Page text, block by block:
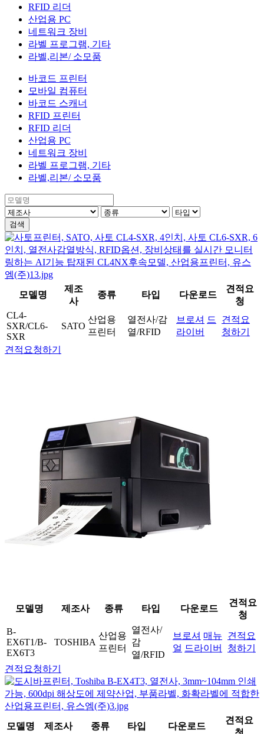
RFID 리더
산업용 PC
네트워크 장비
라벨 프로그램, 기타
라벨,리본/ 소모품
바코드 프린터
모바일 컴퓨터
바코드 스캐너
RFID 프린터
RFID 리더
산업용 PC
네트워크 장비
라벨 프로그램, 기타
라벨,리본/ 소모품
검색
모델명
제조
사
종류 타입 다운로드
견적요
청
CL4-
SXR/CL6-
SXR
SATO
산업용
프린터
열전사/감
열/RFID
브로셔 드
라이버
견적요
청하기
견적요청하기
모델명 제조사 종류 타입 다운로드
견적요
청
B-
EX6T1/B-
EX6T3
TOSHIBA
산업용
프린터
열전사/
감
열/RFID
브로셔 매뉴
얼 드라이버
견적요
청하기
견적요청하기
모델명 제조사 종류 타입 다운로드
견적요